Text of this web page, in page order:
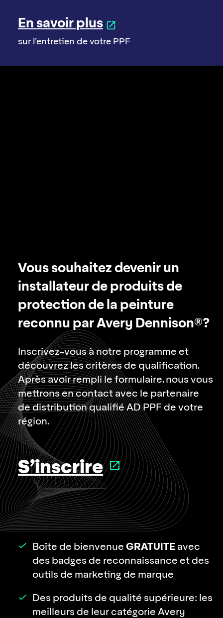
En savoir plus
sur l’entretien de votre PPF
Vous souhaitez devenir un
installateur de produits de
protection de la peinture
reconnu par Avery Dennison®?
Inscrivez-vous à notre programme et
découvrez les critères de qualification.
Après avoir rempli le formulaire, nous vous
mettrons en contact avec le partenaire
de distribution qualifié AD PPF de votre
région.
S’inscrire
Boîte de bienvenue GRATUITE avec
des badges de reconnaissance et des
outils de marketing de marque
Des produits de qualité supérieure: les
meilleurs de leur catégorie Avery